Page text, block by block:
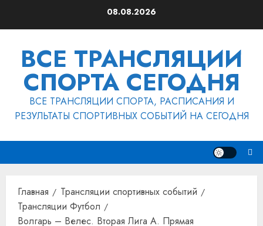
08.08.2026
ВСЕ ТРАНСЛЯЦИИ
СПОРТА СЕГОДНЯ
ВСЕ ТРАНСЛЯЦИИ СПОРТА, РАСПИСАНИЯ И
РЕЗУЛЬТАТЫ СПОРТИВНЫХ СОБЫТИЙ НА СЕГОДНЯ
Главная
Трансляции спортивных событий
Трансляции Футбол
Волгарь – Велес. Вторая Лига А. Прямая